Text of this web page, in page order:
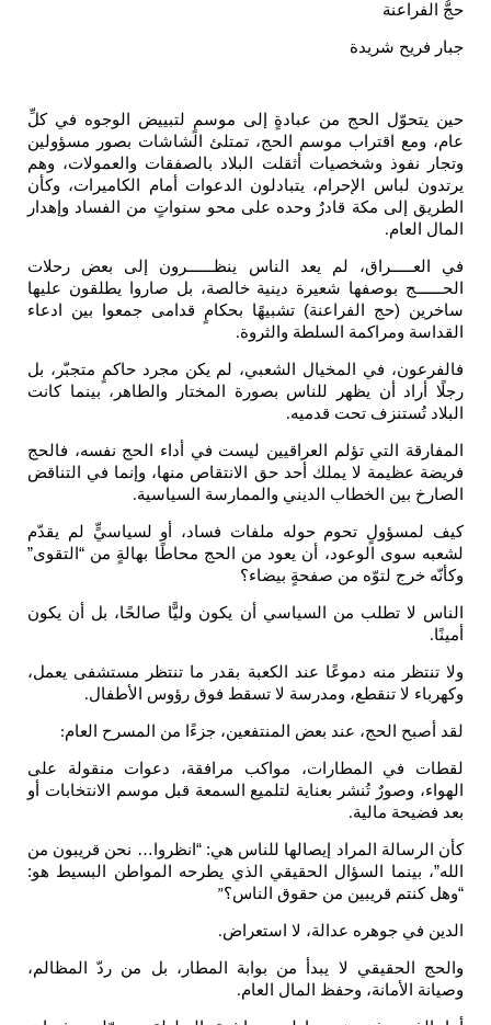
حجُّ الفراعنة
جبار فريح شريدة
حين يتحوّل الحج من عبادةٍ إلى موسمٍ لتبييض الوجوه في كلِّ
عام، ومع اقتراب موسم الحج، تمتلئ الشاشات بصور مسؤولين
وتجار نفوذ وشخصيات أثقلت البلاد بالصفقات والعمولات، وهم
يرتدون لباس الإحرام، يتبادلون الدعوات أمام الكاميرات، وكأن
الطريق إلى مكة قادرٌ وحده على محو سنواتٍ من الفساد وإهدار
المال العام.
في العـــــراق، لم يعد الناس ينظــــــرون إلى بعض رحلات
الحــــــج بوصفها شعيرة دينية خالصة، بل صاروا يطلقون عليها
ساخرين (حج الفراعنة) تشبيهًا بحكامٍ قدامى جمعوا بين ادعاء
القداسة ومراكمة السلطة والثروة.
فالفرعون، في المخيال الشعبي، لم يكن مجرد حاكمٍ متجبّر، بل
رجلًا أراد أن يظهر للناس بصورة المختار والطاهر، بينما كانت
البلاد تُستنزف تحت قدميه.
المفارقة التي تؤلم العراقيين ليست في أداء الحج نفسه، فالحج
فريضة عظيمة لا يملك أحد حق الانتقاص منها، وإنما في التناقض
الصارخ بين الخطاب الديني والممارسة السياسية.
كيف لمسؤولٍ تحوم حوله ملفات فساد، أو لسياسيٍّ لم يقدّم
لشعبه سوى الوعود، أن يعود من الحج محاطًا بهالةٍ من “التقوى”
وكأنّه خرج لتوّه من صفحةٍ بيضاء؟
الناس لا تطلب من السياسي أن يكون وليًّا صالحًا، بل أن يكون
أمينًا.
ولا تنتظر منه دموعًا عند الكعبة بقدر ما تنتظر مستشفى يعمل،
وكهرباء لا تنقطع، ومدرسة لا تسقط فوق رؤوس الأطفال.
لقد أصبح الحج، عند بعض المنتفعين، جزءًا من المسرح العام:
لقطات في المطارات، مواكب مرافقة، دعوات منقولة على
الهواء، وصورٌ تُنشر بعناية لتلميع السمعة قبل موسم الانتخابات أو
بعد فضيحة مالية.
كأن الرسالة المراد إيصالها للناس هي: “انظروا… نحن قريبون من
الله”، بينما السؤال الحقيقي الذي يطرحه المواطن البسيط هو:
“وهل كنتم قريبين من حقوق الناس؟”
الدين في جوهره عدالة، لا استعراض.
والحج الحقيقي لا يبدأ من بوابة المطار، بل من ردّ المظالم،
وصيانة الأمانة، وحفظ المال العام.